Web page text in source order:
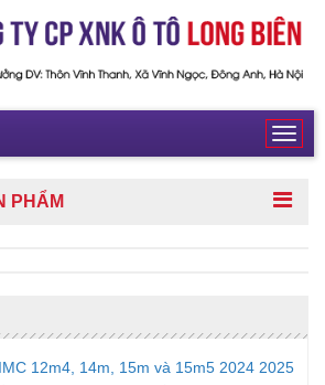
PHẨM
12m4, 14m, 15m và 15m5 2024 2025